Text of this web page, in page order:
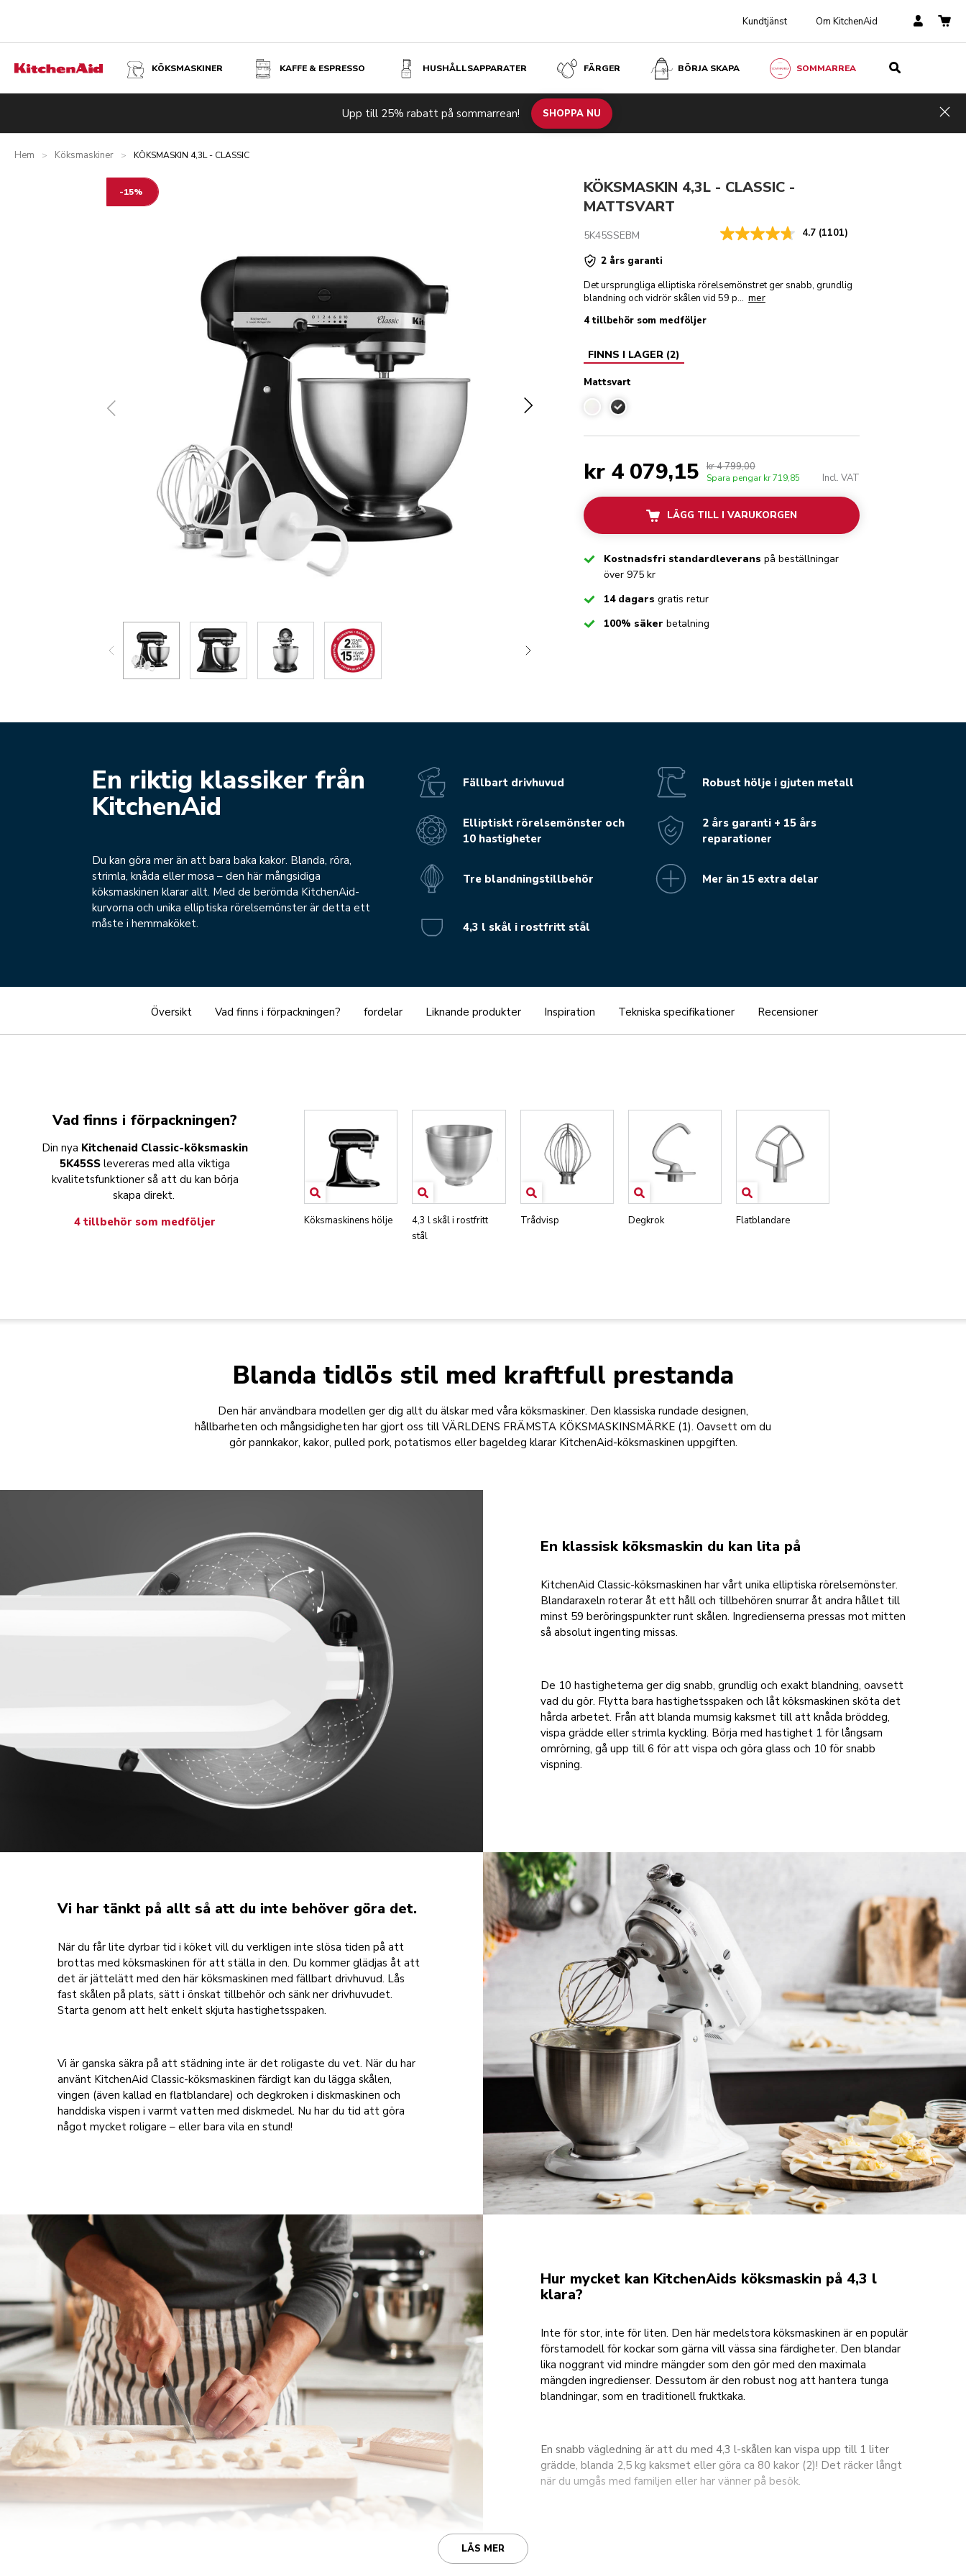
Kundtjänst Om KitchenAid
KÖKSMASKINER KAFFE & ESPRESSO HUSHÅLLSAPPARATER FÄRGER BÖRJA SKAPA SOMMARREA
Upp till 25% rabatt på sommarrean! SHOPPA NU
Hem > Köksmaskiner > KÖKSMASKIN 4,3L - CLASSIC
Liknande produkter Inspiration Tekniska specifikationer Recensioner
-15%
KÖKSMASKIN 4,3L - CLASSIC -
MATTSVART
5K45SSEBM 4.7 (1101)
2 års garanti
Det ursprungliga elliptiska rörelsemönstret ger snabb, grundlig
blandning och vidrör skålen vid 59 p... mer
4 tillbehör som medföljer
FINNS I LAGER(2)
Mattsvart
Mattsvart
kr 4 079,15 kr 4 799,00
Spara pengar kr 719,85 Incl. VAT
LÄGG TILL I VARUKORGEN
CheckedKostnadsfri standardleverans på beställningar
över 975 kr
Checked14 dagars gratis retur
Checked100% säker betalning
En riktig klassiker från
KitchenAid
Du kan göra mer än att bara baka kakor. Blanda, röra,
strimla, knåda eller mosa – den här mångsidiga
köksmaskinen klarar allt. Med de berömda KitchenAid-
kurvorna och unika elliptiska rörelsemönster är detta ett
måste i hemmaköket.
Fällbart drivhuvud
Elliptiskt rörelsemönster och
10 hastigheter
Tre blandningstillbehör
4,3 l skål i rostfritt stål
Robust hölje i gjuten metall
2 års garanti + 15 års
reparationer
Mer än 15 extra delar
Översikt Vad finns i förpackningen? fordelar Liknande produkter Inspiration Tekniska specifikationer Recensioner
Vad finns i förpackningen?
Din nya Kitchenaid Classic-köksmaskin
5K45SSlevereras med alla viktiga
kvalitetsfunktioner så att du kan börja
skapa direkt.
4 tillbehör som medföljer
Köksmaskinens hölje
4,3 l skål i rostfritt
stål
Trådvisp Degkrok Flatblandare
Blanda tidlös stil med kraftfull prestanda
Den här användbara modellen ger dig allt du älskar med våra köksmaskiner. Den klassiska rundade designen,
hållbarheten och mångsidigheten har gjort oss till VÄRLDENS FRÄMSTA KÖKSMASKINSMÄRKE (1). Oavsett om du
gör pannkakor, kakor, pulled pork, potatismos eller bageldeg klarar KitchenAid-köksmaskinen uppgiften.
En klassisk köksmaskin du kan lita på
KitchenAid Classic-köksmaskinen har vårt unika elliptiska rörelsemönster.
Blandaraxeln roterar åt ett håll och tillbehören snurrar åt andra hållet till
minst 59 beröringspunkter runt skålen. Ingredienserna pressas mot mitten
så absolut ingenting missas.
De 10 hastigheterna ger dig snabb, grundlig och exakt blandning, oavsett
vad du gör. Flytta bara hastighetsspaken och låt köksmaskinen sköta det
hårda arbetet. Från att blanda mumsig kaksmet till att knåda bröddeg,
vispa grädde eller strimla kyckling. Börja med hastighet 1 för långsam
omrörning, gå upp till 6 för att vispa och göra glass och 10 för snabb
vispning.
Vi har tänkt på allt så att du inte behöver göra det.
När du får lite dyrbar tid i köket vill du verkligen inte slösa tiden på att
brottas med köksmaskinen för att ställa in den. Du kommer glädjas åt att
det är jättelätt med den här köksmaskinen med fällbart drivhuvud. Lås
fast skålen på plats, sätt i önskat tillbehör och sänk ner drivhuvudet.
Starta genom att helt enkelt skjuta hastighetsspaken.
Vi är ganska säkra på att städning inte är det roligaste du vet. När du har
använt KitchenAid Classic-köksmaskinen färdigt kan du lägga skålen,
vingen (även kallad en flatblandare) och degkroken i diskmaskinen och
handdiska vispen i varmt vatten med diskmedel. Nu har du tid att göra
något mycket roligare – eller bara vila en stund!
Hur mycket kan KitchenAids köksmaskin på 4,3 l
klara?
Inte för stor, inte för liten. Den här medelstora köksmaskinen är en populär
förstamodell för kockar som gärna vill vässa sina färdigheter. Den blandar
lika noggrant vid mindre mängder som den gör med den maximala
mängden ingredienser. Dessutom är den robust nog att hantera tunga
blandningar, som en traditionell fruktkaka.
En snabb vägledning är att du med 4,3 l-skålen kan vispa upp till 1 liter
grädde, blanda 2,5 kg kaksmet eller göra ca 80 kakor (2)! Det räcker långt
när du umgås med familjen eller har vänner på besök.
LÄS MER